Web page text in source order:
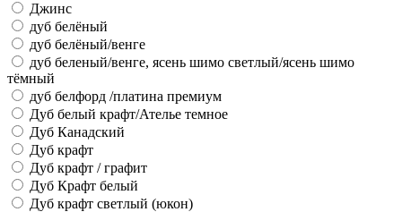
Джинс
дуб белёный
дуб белёный/венге
дуб беленый/венге, ясень шимо светлый/ясень шимо
тёмный
дуб белфорд /платина премиум
Дуб белый крафт/Ателье темное
Дуб Канадский
Дуб крафт
Дуб крафт / графит
Дуб Крафт белый
Дуб крафт светлый (юкон)